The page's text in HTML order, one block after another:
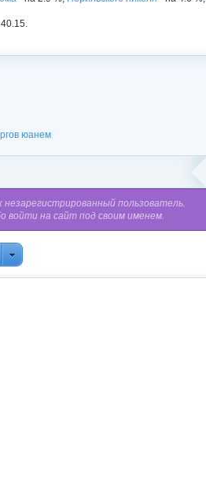
юанем
пользователь.
войти на сайт под своим именем.